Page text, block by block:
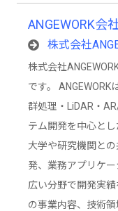
ANGEWORK会
株式会社
株式会社
です。 ANGEWORK
群処理・LiDAR・
テム開発を中心とし
大学や研究機関と
発、業務アプリケ
広い分野で開発実
の事業内容、技術